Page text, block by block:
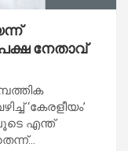
നേതാവ്‌
‘കേരളീയം’
എന്ത്